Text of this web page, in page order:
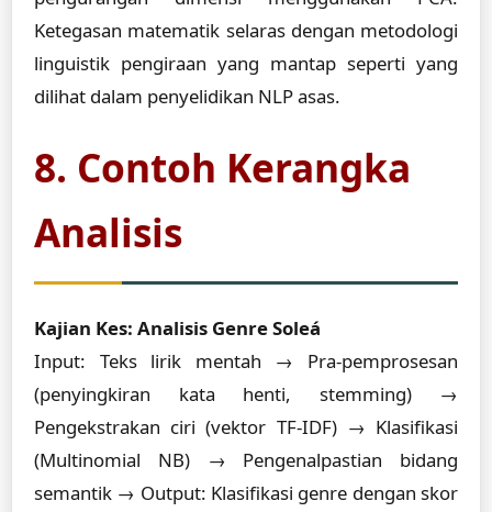
Ketegasan matematik selaras dengan metodologi
linguistik pengiraan yang mantap seperti yang
dilihat dalam penyelidikan NLP asas.
8. Contoh Kerangka
Analisis
Kajian Kes: Analisis Genre Soleá
Input: Teks lirik mentah → Pra-pemprosesan
(penyingkiran kata henti, stemming) →
Pengekstrakan ciri (vektor TF-IDF) → Klasifikasi
(Multinomial NB) → Pengenalpastian bidang
semantik → Output: Klasifikasi genre dengan skor